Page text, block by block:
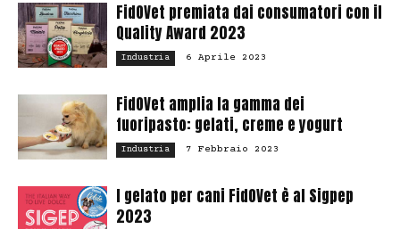
FidOVet premiata dai consumatori con il
Quality Award 2023
Industria 6 Aprile 2023
FidOVet amplia la gamma dei
fuoripasto: gelati, creme e yogurt
Industria 7 Febbraio 2023
I gelato per cani FidOVet è al Sigpep
2023